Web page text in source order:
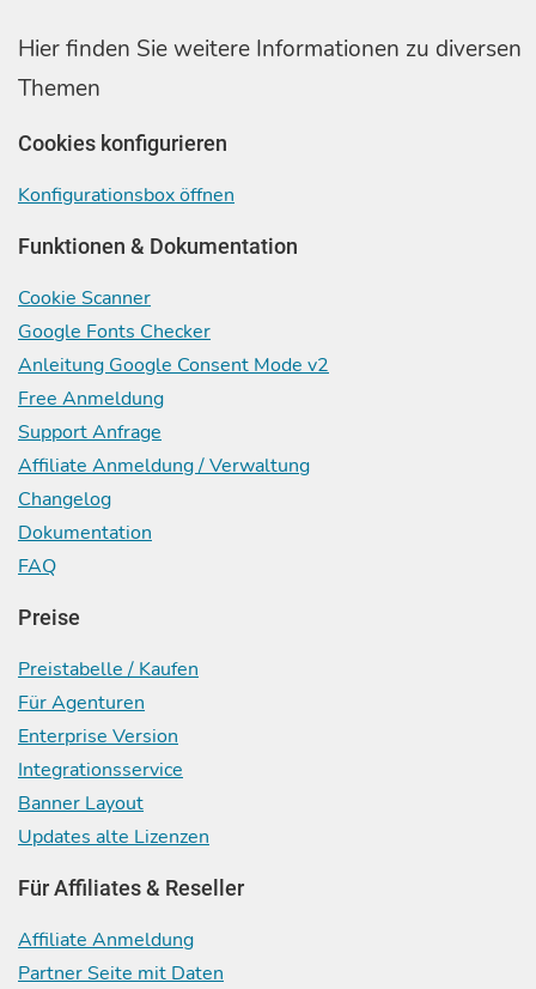
Hier finden Sie weitere Informationen zu diversen
Themen
Cookies konfigurieren
Konfigurationsbox öffnen
Funktionen & Dokumentation
Cookie Scanner
Google Fonts Checker
Anleitung Google Consent Mode v2
Free Anmeldung
Support Anfrage
Affiliate Anmeldung / Verwaltung
Changelog
Dokumentation
FAQ
Preise
Preistabelle / Kaufen
Für Agenturen
Enterprise Version
Integrationsservice
Banner Layout
Updates alte Lizenzen
Für Affiliates & Reseller
Affiliate Anmeldung
Partner Seite mit Daten